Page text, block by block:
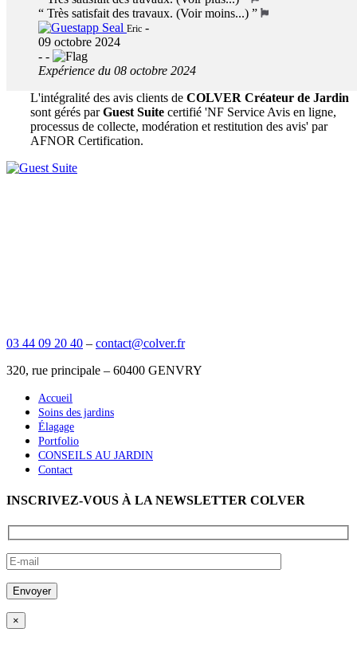
“ Très satisfait des travaux. (Voir moins...) ”
Eric -
09 octobre 2024
- -
Expérience du 08 octobre 2024
L'intégralité des avis clients de COLVER Créateur de Jardin
sont gérés parGuest Suite certifié 'NF Service Avis en ligne,
processus de collecte, modération et restitution des avis' par
AFNOR Certification.
03 44 09 20 40 – contact@colver.fr
320, rue principale – 60400 GENVRY
Accueil
Soins des jardins
Élagage
Portfolio
CONSEILS AU JARDIN
Contact
INSCRIVEZ-VOUS À LA NEWSLETTER COLVER
×